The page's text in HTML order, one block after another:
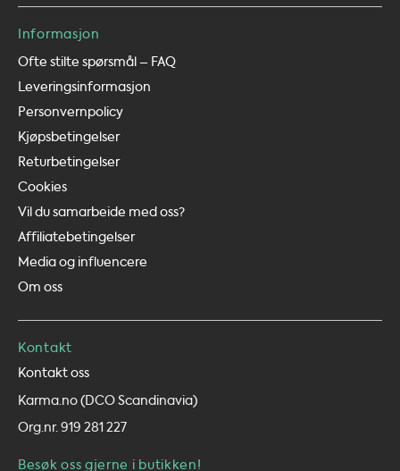
Informasjon
Ofte stilte spørsmål – FAQ
Leveringsinformasjon
Personvernpolicy
Kjøpsbetingelser
Returbetingelser
Cookies
Vil du samarbeide med oss?
Affiliatebetingelser
Media og influencere
Om oss
Kontakt
Kontakt oss
Karma.no (DCO Scandinavia)
Org.nr. 919 281 227
Besøk oss gjerne i butikken!